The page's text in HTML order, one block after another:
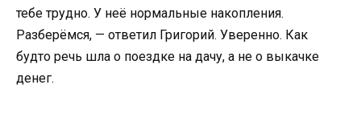
тебе трудно. У неё нормальные накопления.
Разберёмся, — ответил Григорий. Уверенно. Как
будто речь шла о поездке на дачу, а не о выкачке
денег.